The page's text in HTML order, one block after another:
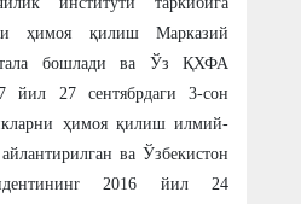
ҳимоя қилиш Марказий
бошлади ва Ўз ҚХФА
йил 27 сентябрдаги 3-сон
ҳимоя қилиш илмий-
ва Ўзбекистон
2016 йил 24